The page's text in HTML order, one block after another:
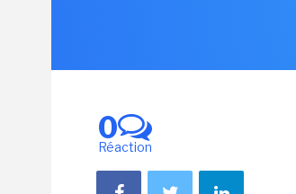
0
Réaction